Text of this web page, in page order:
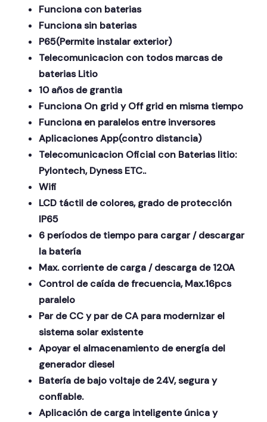
Funciona con baterias
Funciona sin baterias
P65(Permite instalar exterior)
Telecomunicacion con todos marcas de
baterias Litio
10 años de grantia
Funciona On grid y Off grid en misma tiempo
Funciona en paralelos entre inversores
Aplicaciones App(contro distancia)
Telecomunicacion Oficial con Baterias litio:
Pylontech, Dyness ETC..
Wifi
LCD táctil de colores, grado de protección
IP65
6 períodos de tiempo para cargar / descargar
la batería
Max. corriente de carga / descarga de 120A
Control de caída de frecuencia, Max.16pcs
paralelo
Par de CC y par de CA para modernizar el
sistema solar existente
Apoyar el almacenamiento de energía del
generador diesel
Batería de bajo voltaje de 24V, segura y
confiable.
Aplicación de carga inteligente única y